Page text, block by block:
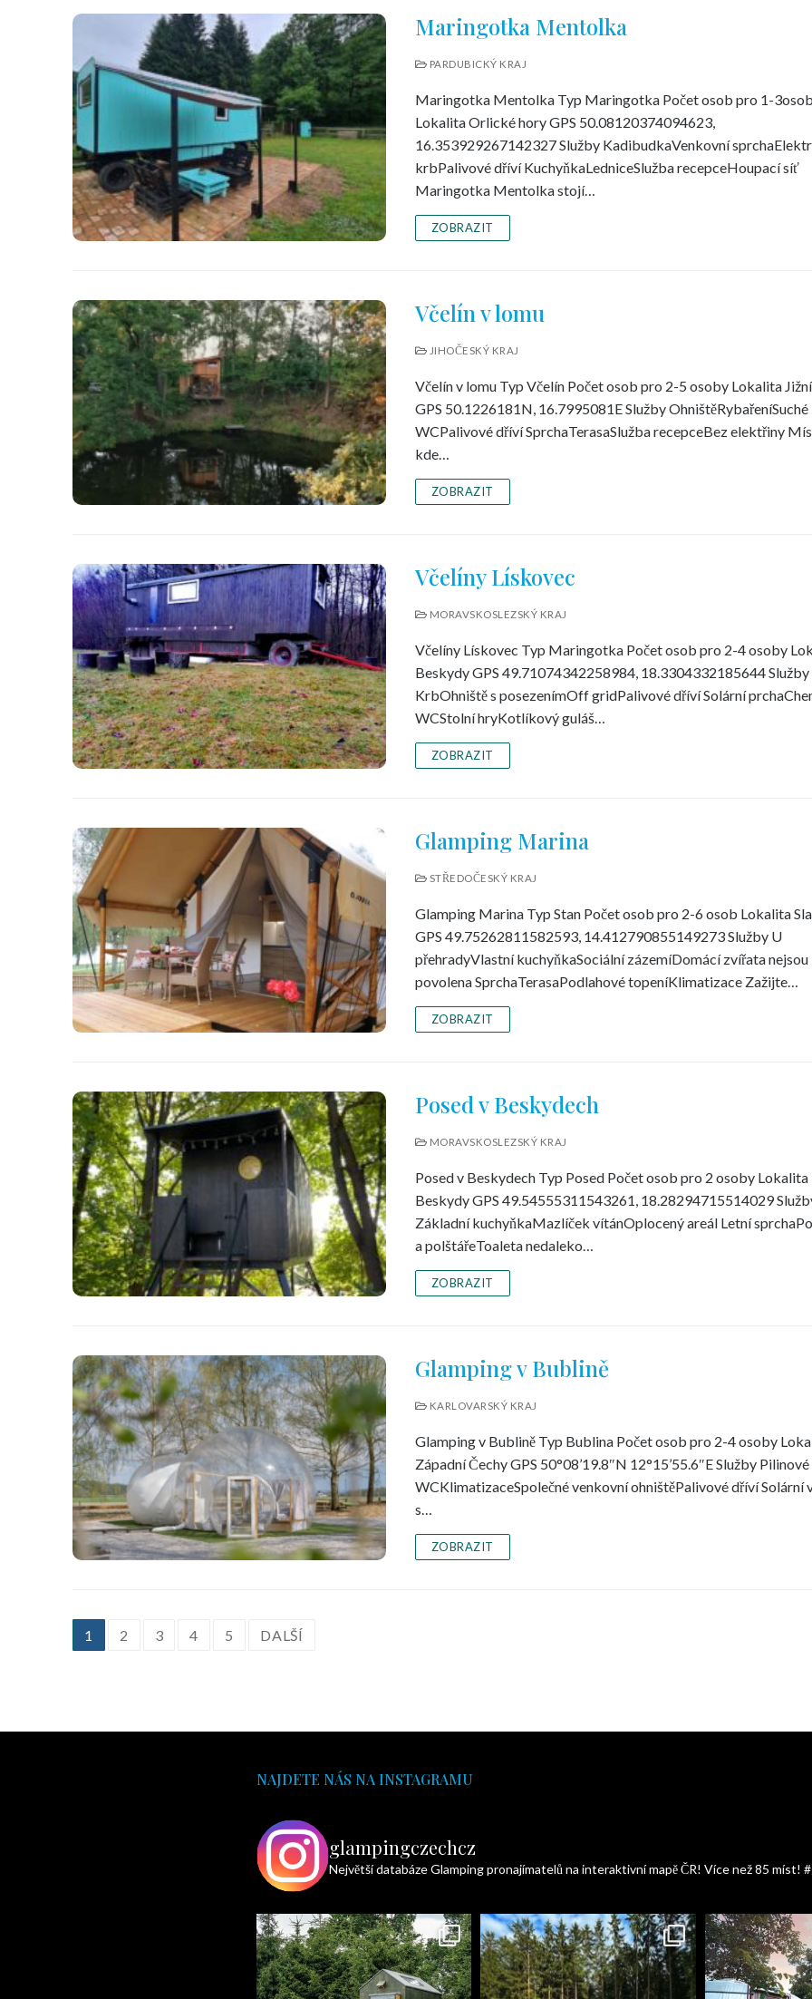
Maringotka Mentolka
PARDUBICKÝ KRAJ
Maringotka Mentolka Typ Maringotka Počet osob pro 1-
Lokalita Orlické hory GPS 50.08120374094623,
16.353929267142327 Služby KadibudkaVenkovní
krbPalivové dříví KuchyňkaLedniceSlužba recepceHoupací síť
Maringotka Mentolka stojí…
ZOBRAZIT
Včelín v lomu
JIHOČESKÝ KRAJ
Včelín v lomu Typ Včelín Počet osob pro 2-5 osoby Lokalita
GPS 50.1226181N, 16.7995081E Služby OhništěRybařeníSuché
WCPalivové dříví SprchaTerasaSlužba recepceBez elektřiny
kde…
ZOBRAZIT
Včelíny Lískovec
MORAVSKOSLEZSKÝ KRAJ
Včelíny Lískovec Typ Maringotka Počet osob pro 2-4 osoby
Beskydy GPS 49.71074342258984, 18.3304332185644 Služby
KrbOhniště s posezenímOff gridPalivové dříví Solární
WCStolní hryKotlíkový guláš…
ZOBRAZIT
Glamping Marina
STŘEDOČESKÝ KRAJ
Glamping Marina Typ Stan Počet osob pro 2-6 osob Lokalita
GPS 49.75262811582593, 14.412790855149273 Služby U
přehradyVlastní kuchyňkaSociální zázemíDomácí zvířata nejsou
povolena SprchaTerasaPodlahové topeníKlimatizace Zažijte…
ZOBRAZIT
Posed v Beskydech
MORAVSKOSLEZSKÝ KRAJ
Posed v Beskydech Typ Posed Počet osob pro 2 osoby Lokalita
Beskydy GPS 49.54555311543261, 18.28294715514029
Základní kuchyňkaMazlíček vítánOplocený areál Letní
a polštářeToaleta nedaleko…
ZOBRAZIT
Glamping v Bublině
KARLOVARSKÝ KRAJ
Glamping v Bublině Typ Bublina Počet osob pro 2-4 osoby
Západní Čechy GPS 50°08’19.8″N 12°15’55.6″E Služby Pilinové
WCKlimatizaceSpolečné venkovní ohništěPalivové dříví Solární
s…
ZOBRAZIT
1 2 3 4 5 DALŠÍ
NAJDETE NÁS NA INSTAGRAMU
glampingczechcz
Největší databáze Glamping pronajímatelů na interaktivní mapě ČR! Více než 85 míst!